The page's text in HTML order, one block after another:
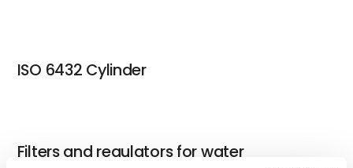
ISO 6432 Cylinder
Filters and regulators for water